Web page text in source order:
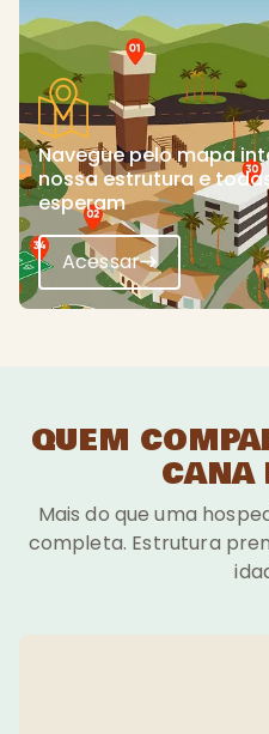
Navegue pelo mapa
nossa estrutura e
esperam
Acessar
QUEM
CANA
Mais do que uma
completa. Estrutura